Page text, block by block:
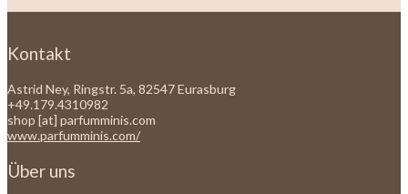
Kontakt
Astrid Ney, Ringstr. 5a, 82547 Eurasburg
+49.179.4310982
shop [at] parfumminis.com
www.parfumminis.com/
Über uns